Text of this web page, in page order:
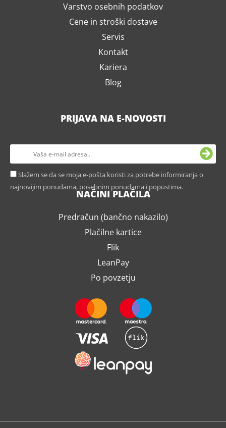
Varstvo osebnih podatkov
Cene in stroški dostave
Servis
Kontakt
Kariera
Blog
PRIJAVA NA E-NOVOSTI
Slažem se da se moja e-pošta koristi za potrebe informiranja o
najnovijim ponudama, posebnim ponudama i popustima.
NAČINI PLAČILA
Predračun (bančno nakazilo)
Plačilne kartice
Flik
LeanPay
Po povzetju